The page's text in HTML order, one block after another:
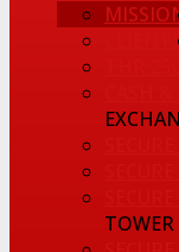
TOWER